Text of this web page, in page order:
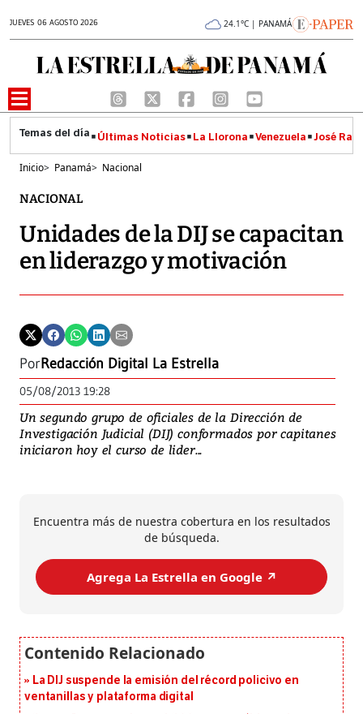
JUEVES 06 AGOSTO 2026 24.1°C | PANAMÁ
Últimas Noticias La Llorona Venezuela José
Inicio> Panamá> Nacional
NACIONAL
Unidades de la DIJ se capacitan
en liderazgo y motivación
PorRedacción Digital La Estrella
05/08/2013 19:28
Un segundo grupo de oficiales de la Dirección de
Investigación Judicial (DIJ) conformados por capitanes
iniciaron hoy el curso de lider...
Encuentra más de nuestra cobertura en los resultados
de búsqueda.
Agrega La Estrella en Google ↗️
La DIJ suspende la emisión del récord policivo en
ventanillas y plataforma digital